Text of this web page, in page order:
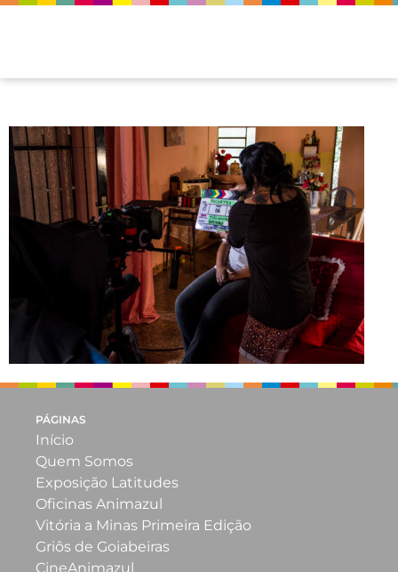
PÁGINAS
Início
Quem Somos
Exposição Latitudes
Oficinas Animazul
Vitória a Minas Primeira Edição
Griôs de Goiabeiras
CineAnimazul